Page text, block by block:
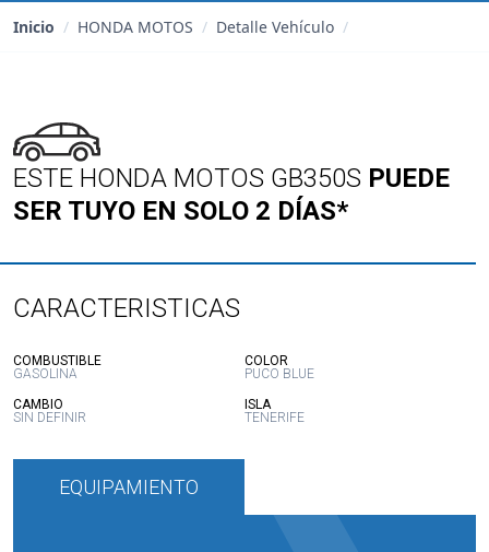
Inicio / HONDA MOTOS / Detalle Vehículo /
ESTE HONDA MOTOS GB350S PUEDE
SER TUYO EN SOLO 2 DÍAS*
CARACTERISTICAS
COMBUSTIBLE:
GASOLINA
COLOR
PUCO BLUE
CAMBIO
SIN DEFINIR
ISLA:
TENERIFE
EQUIPAMIENTO